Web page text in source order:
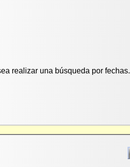
realizar una búsqueda por fechas.